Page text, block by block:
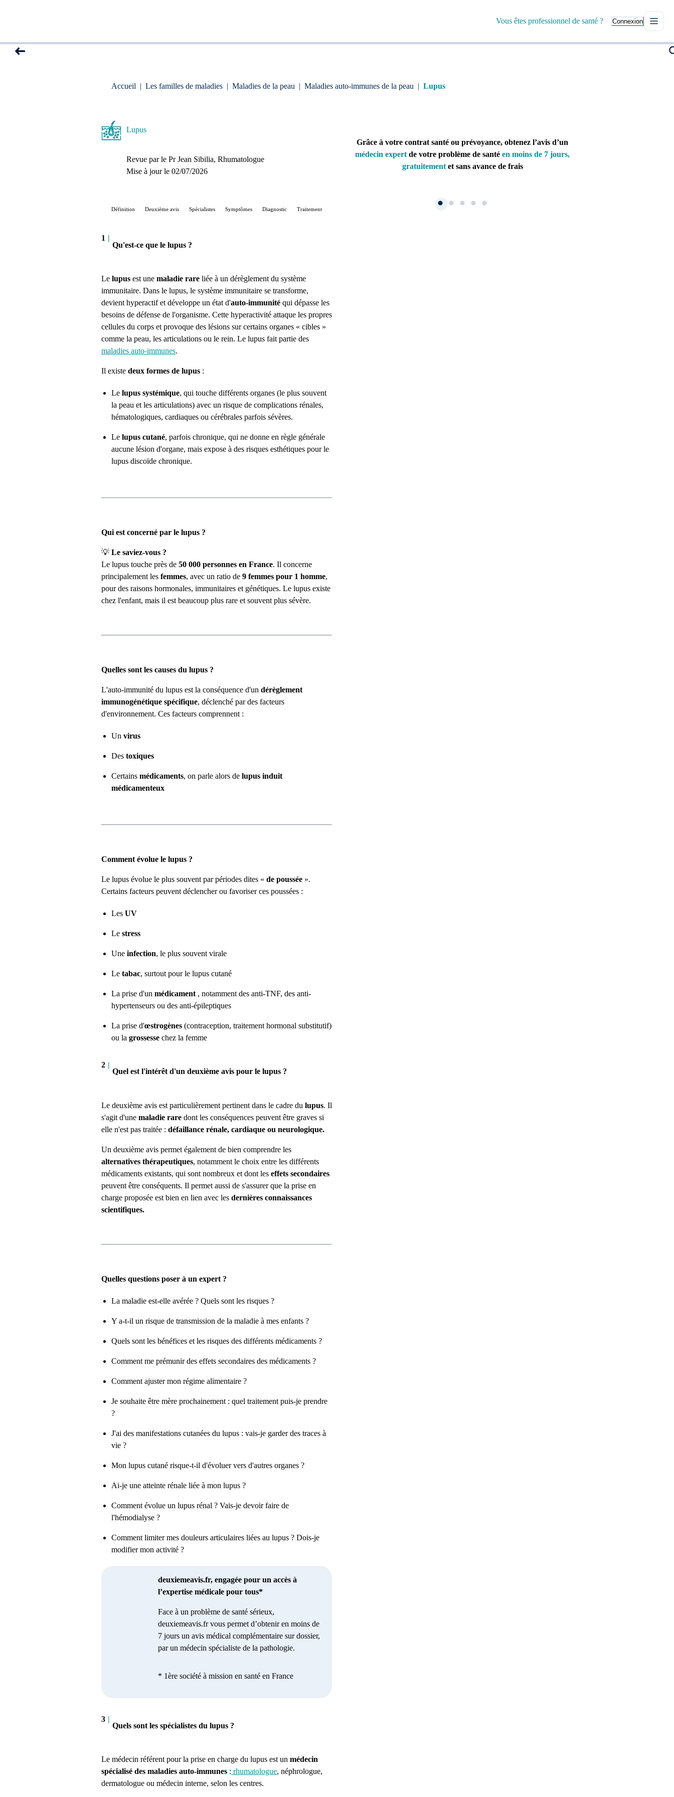
Vous êtes professionnel de santé ? Connexion
Accueil | Les familles de maladies | Maladies de la peau | Maladies auto-immunes de la peau | Lupus
Lupus
Revue par le Pr Jean Sibilia, Rhumatologue
Mise à jour le 02/07/2026
Définition Deuxième avis Spécialistes Symptômes Diagnostic Traitement
1 |
Qu'est-ce que le lupus ?
Le lupus est une maladie rare liée à un dérèglement du système
immunitaire. Dans le lupus, le système immunitaire se transforme,
devient hyperactif et développe un état d'auto-immunité qui dépasse les
besoins de défense de l'organisme. Cette hyperactivité attaque les propres
cellules du corps et provoque des lésions sur certains organes « cibles »
comme la peau, les articulations ou le rein. Le lupus fait partie des
maladies auto-immunes.
Il existe deux formes de lupus :
Le lupus systémique, qui touche différents organes (le plus souvent
la peau et les articulations) avec un risque de complications rénales,
hématologiques, cardiaques ou cérébrales parfois sévères.
Le lupus cutané, parfois chronique, qui ne donne en règle générale
aucune lésion d'organe, mais expose à des risques esthétiques pour le
lupus discoïde chronique.
Qui est concerné par le lupus ?
💡 Le saviez-vous ?
Le lupus touche près de 50 000 personnes en France. Il concerne
principalement les femmes, avec un ratio de 9 femmes pour 1 homme,
pour des raisons hormonales, immunitaires et génétiques. Le lupus existe
chez l'enfant, mais il est beaucoup plus rare et souvent plus sévère.
Quelles sont les causes du lupus ?
L'auto-immunité du lupus est la conséquence d'un dérèglement
immunogénétique spécifique, déclenché par des facteurs
d'environnement. Ces facteurs comprennent :
Un virus
Des toxiques
Certains médicaments, on parle alors de lupus induit
médicamenteux
Comment évolue le lupus ?
Le lupus évolue le plus souvent par périodes dites « de poussée ».
Certains facteurs peuvent déclencher ou favoriser ces poussées :
Les UV
Le stress
Une infection, le plus souvent virale
Le tabac, surtout pour le lupus cutané
La prise d'un médicament , notamment des anti-TNF, des anti-
hypertenseurs ou des anti-épileptiques
La prise d'œstrogènes (contraception, traitement hormonal substitutif)
ou la grossesse chez la femme
2 |
Quel est l'intérêt d'un deuxième avis pour le lupus ?
Le deuxième avis est particulièrement pertinent dans le cadre du lupus. Il
s'agit d'une maladie rare dont les conséquences peuvent être graves si
elle n'est pas traitée : défaillance rénale, cardiaque ou neurologique.
Un deuxième avis permet également de bien comprendre les
alternatives thérapeutiques, notamment le choix entre les différents
médicaments existants, qui sont nombreux et dont les effets secondaires
peuvent être conséquents. Il permet aussi de s'assurer que la prise en
charge proposée est bien en lien avec les dernières connaissances
scientifiques.
Quelles questions poser à un expert ?
La maladie est-elle avérée ? Quels sont les risques ?
Y a-t-il un risque de transmission de la maladie à mes enfants ?
Quels sont les bénéfices et les risques des différents médicaments ?
Comment me prémunir des effets secondaires des médicaments ?
Comment ajuster mon régime alimentaire ?
Je souhaite être mère prochainement : quel traitement puis-je prendre
?
J'ai des manifestations cutanées du lupus : vais-je garder des traces à
vie ?
Mon lupus cutané risque-t-il d'évoluer vers d'autres organes ?
Ai-je une atteinte rénale liée à mon lupus ?
Comment évolue un lupus rénal ? Vais-je devoir faire de
l'hémodialyse ?
Comment limiter mes douleurs articulaires liées au lupus ? Dois-je
modifier mon activité ?
deuxiemeavis.fr, engagée pour un accès à
l’expertise médicale pour tous*
Face à un problème de santé sérieux,
deuxiemeavis.fr vous permet d’obtenir en moins de
7 jours un avis médical complémentaire sur dossier,
par un médecin spécialiste de la pathologie.
* 1ère société à mission en santé en France
3 |
Quels sont les spécialistes du lupus ?
Le médecin référent pour la prise en charge du lupus est un médecin
spécialisé des maladies auto-immunes : rhumatologue, néphrologue,
dermatologue ou médecin interne, selon les centres.
Grâce à votre contrat santé ou prévoyance, obtenez l’avis d’un
médecin expert de votre problème de santé en moins de 7 jours,
gratuitementet sans avance de frais